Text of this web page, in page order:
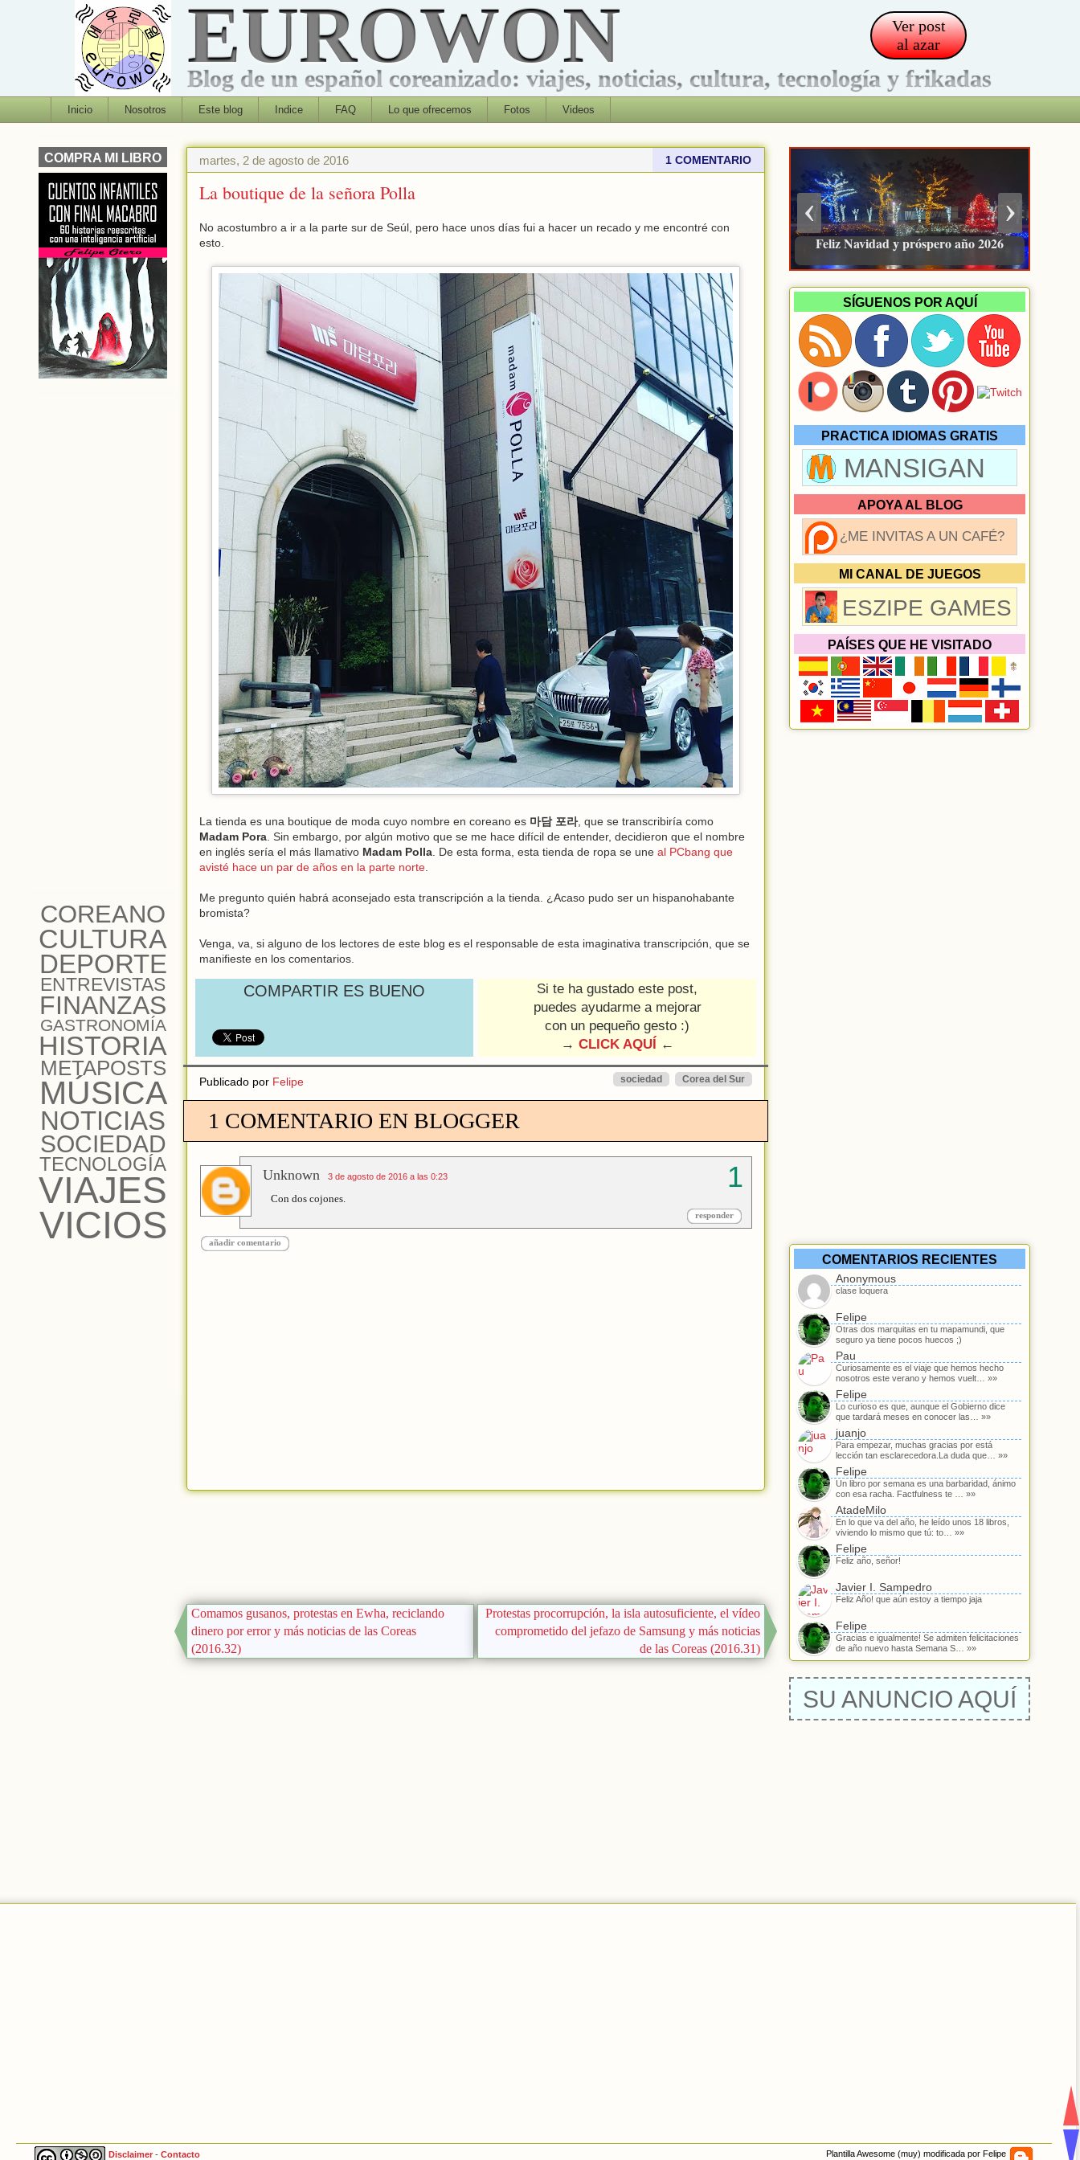
Ver post
al azar
EUROWON
Blog de un español coreanizado: viajes, noticias, cultura, tecnología y frikadas
Inicio Nosotros Este blog Indice FAQ Lo que ofrecemos Fotos Videos
martes, 2 de agosto de 2016 1 COMENTARIO
La boutique de la señora Polla
No acostumbro a ir a la parte sur de Seúl, pero hace unos días fui a hacer un recado y me encontré con
esto.
La tienda es una boutique de moda cuyo nombre en coreano es 마담 포라, que se transcribiría como
Madam Pora . Sin embargo, por algún motivo que se me hace difícil de entender, decidieron que el nombre
en inglés sería el más llamativo Madam Polla . De esta forma, esta tienda de ropa se une al PCbang que
avisté hace un par de años en la parte norte
Me pregunto quién habrá aconsejado esta transcripción a la tienda. ¿Acaso pudo ser un hispanohabante
bromista?
Venga, va, si alguno de los lectores de este blog es el responsable de esta imaginativa transcripción, que se
manifieste en los comentarios.
COMPARTIR ES BUENO
Si te ha gustado este post,
puedes ayudarme a mejorar
con un pequeño gesto :)
→ CLICK AQUÍ ←
Publicado por Felipe Corea del Sur
sociedad
1 COMENTARIO EN BLOGGER
Unknown 3 de agosto de 2016 a las 0:23
Con dos cojones.
responder
añadir comentario
Comamos gusanos, protestas en Ewha, reciclando
dinero por error y más noticias de las Coreas
(2016.32)
Protestas procorrupción, la isla autosuficiente, el vídeo
comprometido del jefazo de Samsung y más noticias
de las Coreas (2016.31)
COMPRA MI LIBRO
COREANO
CULTURA
DEPORTE
ENTREVISTAS
FINANZAS
GASTRONOMÍA
HISTORIA
METAPOSTS
MÚSICA
NOTICIAS
SOCIEDAD
TECNOLOGÍA
VIAJES
VICIOS
Pacienzudo, newsletter sobre finanzas
e inversión
Feliz Navidad y próspero año 2026
›
‹
SÍGUENOS POR AQUÍ
PRACTICA IDIOMAS GRATIS
MANSIGAN
APOYA AL BLOG
¿ME INVITAS A UN CAFÉ?
MI CANAL DE JUEGOS
ESZIPE GAMES
PAÍSES QUE HE VISITADO
COMENTARIOS RECIENTES
Anonymous
clase loquera
Felipe
Otras dos marquitas en tu mapamundi, que
seguro ya tiene pocos huecos ;)
Pau
Curiosamente es el viaje que hemos hecho
nosotros este verano y hemos vuelt… »»
Felipe
Lo curioso es que, aunque el Gobierno dice
que tardará meses en conocer las… »»
juanjo
Para empezar, muchas gracias por está
lección tan esclarecedora.La duda que… »»
Felipe
Un libro por semana es una barbaridad, ánimo
con esa racha. Factfulness te … »»
AtadeMilo
En lo que va del año, he leído unos 18 libros,
viviendo lo mismo que tú: to… »»
Felipe
Feliz año, señor!
Javier I. Sampedro
Feliz Año! que aún estoy a tiempo jaja
Felipe
Gracias e igualmente! Se admiten felicitaciones
de año nuevo hasta Semana S… »»
SU ANUNCIO AQUÍ
Disclaimer - Contacto Plantilla Awesome (muy) modificada por Felipe